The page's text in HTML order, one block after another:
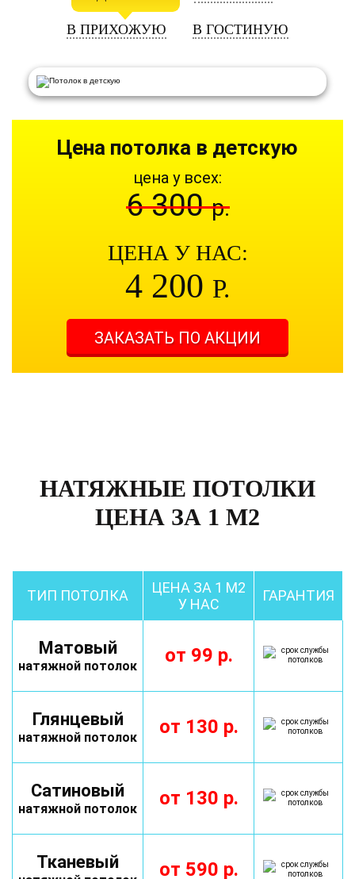
В ПРИХОЖУЮ В ГОСТИНУЮ
Цена потолка в детскую
цена у всех:
6 300р.
ЦЕНА У НАС:
4 200 Р.
ЗАКАЗАТЬ ПО АКЦИИ
НАТЯЖНЫЕ ПОТОЛКИ
ЦЕНА ЗА 1 М2
ТИП ПОТОЛКА
ЦЕНА ЗА 1 М2
У НАС
ГАРАНТИЯ
Матовый
натяжной потолок от 99 р.
Глянцевый
натяжной потолок от 130 р.
Сатиновый
натяжной потолок от 130 р.
Тканевый от 590 р.